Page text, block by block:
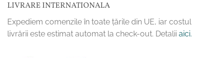
LIVRARE INTERNATIONALA
Expediem comenzile în toate țările din UE, iar costul
livrării este estimat automat la check-out. Detalii aici.